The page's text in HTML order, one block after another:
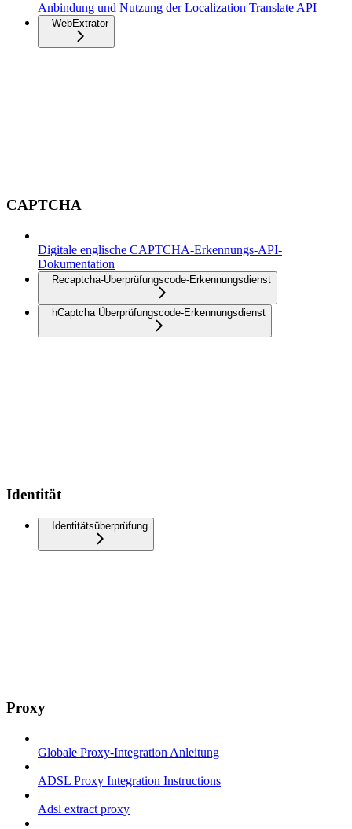
Anbindung und Nutzung der Localization Translate API
WebExtrator
CAPTCHA
Digitale englische CAPTCHA-Erkennungs-API-
Dokumentation
Recaptcha-Überprüfungscode-Erkennungsdienst
hCaptcha Überprüfungscode-Erkennungsdienst
Identität
Identitätsüberprüfung
Proxy
Globale Proxy-Integration Anleitung
ADSL Proxy Integration Instructions
Adsl extract proxy